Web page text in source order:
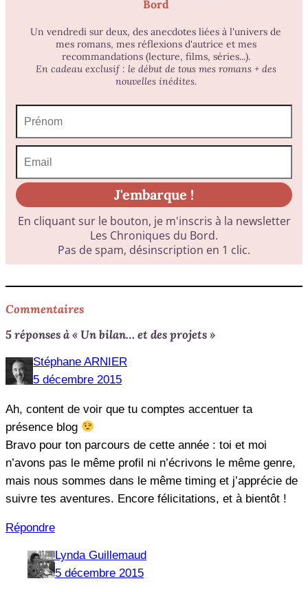
Commentaires
5 réponses à « Un bilan… et des projets »
Stéphane ARNIER
5 décembre 2015
Ah, content de voir que tu comptes accentuer ta
présence blog
Bravo pour ton parcours de cette année : toi et moi
n’avons pas le même profil ni n’écrivons le même genre,
mais nous sommes dans le même timing et j’apprécie de
suivre tes aventures. Encore félicitations, et à bientôt !
Répondre
Lynda Guillemaud
5 décembre 2015